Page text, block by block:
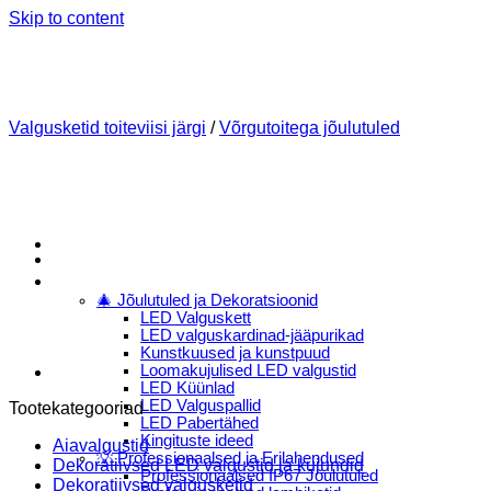
Skip to content
🎄 Jõulutuled ja Dekoratsioonid
LED Valguskett
LED valguskardinad-jääpurikad
Kunstkuused ja kunstpuud
Loomakujulised LED valgustid
LED Küünlad
LED Valguspallid
LED Pabertähed
Kingituste ideed
💡 Professionaalsed ja Erilahendused
Professionaalsed IP67 Jõulutuled
Valgusketid toiteviisi järgi / Võrgutoitega jõulutuled
Tootekategooriad
Aiavalgustid
Dekoratiivsed LED valgustid ja kujundid
Dekoratiivsed valgusketid